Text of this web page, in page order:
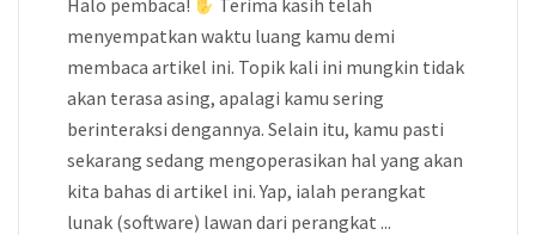
Halo pembaca!
Terima kasih telah
menyempatkan waktu luang kamu demi
membaca artikel ini. Topik kali ini mungkin tidak
akan terasa asing, apalagi kamu sering
berinteraksi dengannya. Selain itu, kamu pasti
sekarang sedang mengoperasikan hal yang akan
kita bahas di artikel ini. Yap, ialah perangkat
lunak (software) lawan dari perangkat ...